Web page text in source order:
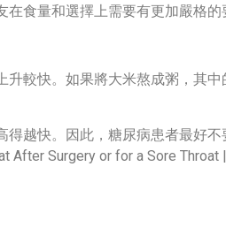
食量和選擇上需要有更加嚴格
較快。如果將大米熬成粥，其
越快。因此，糖尿病患者最好